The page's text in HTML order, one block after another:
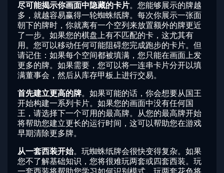
尽可能揭示你画面中隐藏的卡片。您能够展示的牌越
多，就越容易赢得一轮蜘蛛纸牌。每次你展示一张面
朝下的牌时，你就离有一个空列来放置额外的牌更近
了一步。如果您的棋盘上有不匹配的卡，这尤其有
用。您可以移动任何可能阻碍您完成跑步的卡片。但
请记住：如果每个空间都被填满，您只能在画面上发
更多的牌。如果需要，您可以将一连串卡片分开以填
满董事会，然后从库存甲板上进行交易。
首先建立更高的牌。如果可能的话，你会想要从国王
开始构建一系列卡片。如果您的画面中没有任何国
王，请选择下一个可用的最高牌。从您的最高牌开始
将帮助您建立更长的运行时间，这可以帮助您在游戏
早期清除更多牌。
从一套西装开始。玩蜘蛛纸牌会很快变得复杂。如果
您不了解基础知识，您将很难玩两套或四套西装。玩